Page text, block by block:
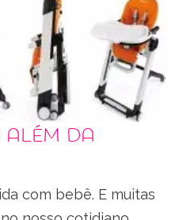
da
com bebê. E muitas